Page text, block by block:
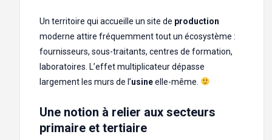
Un territoire qui accueille un site de production
moderne attire fréquemment tout un écosystème :
fournisseurs, sous-traitants, centres de formation,
laboratoires. L’effet multiplicateur dépasse
largement les murs de l’usineelle-même.
Une notion à relier aux secteurs
primaire et tertiaire